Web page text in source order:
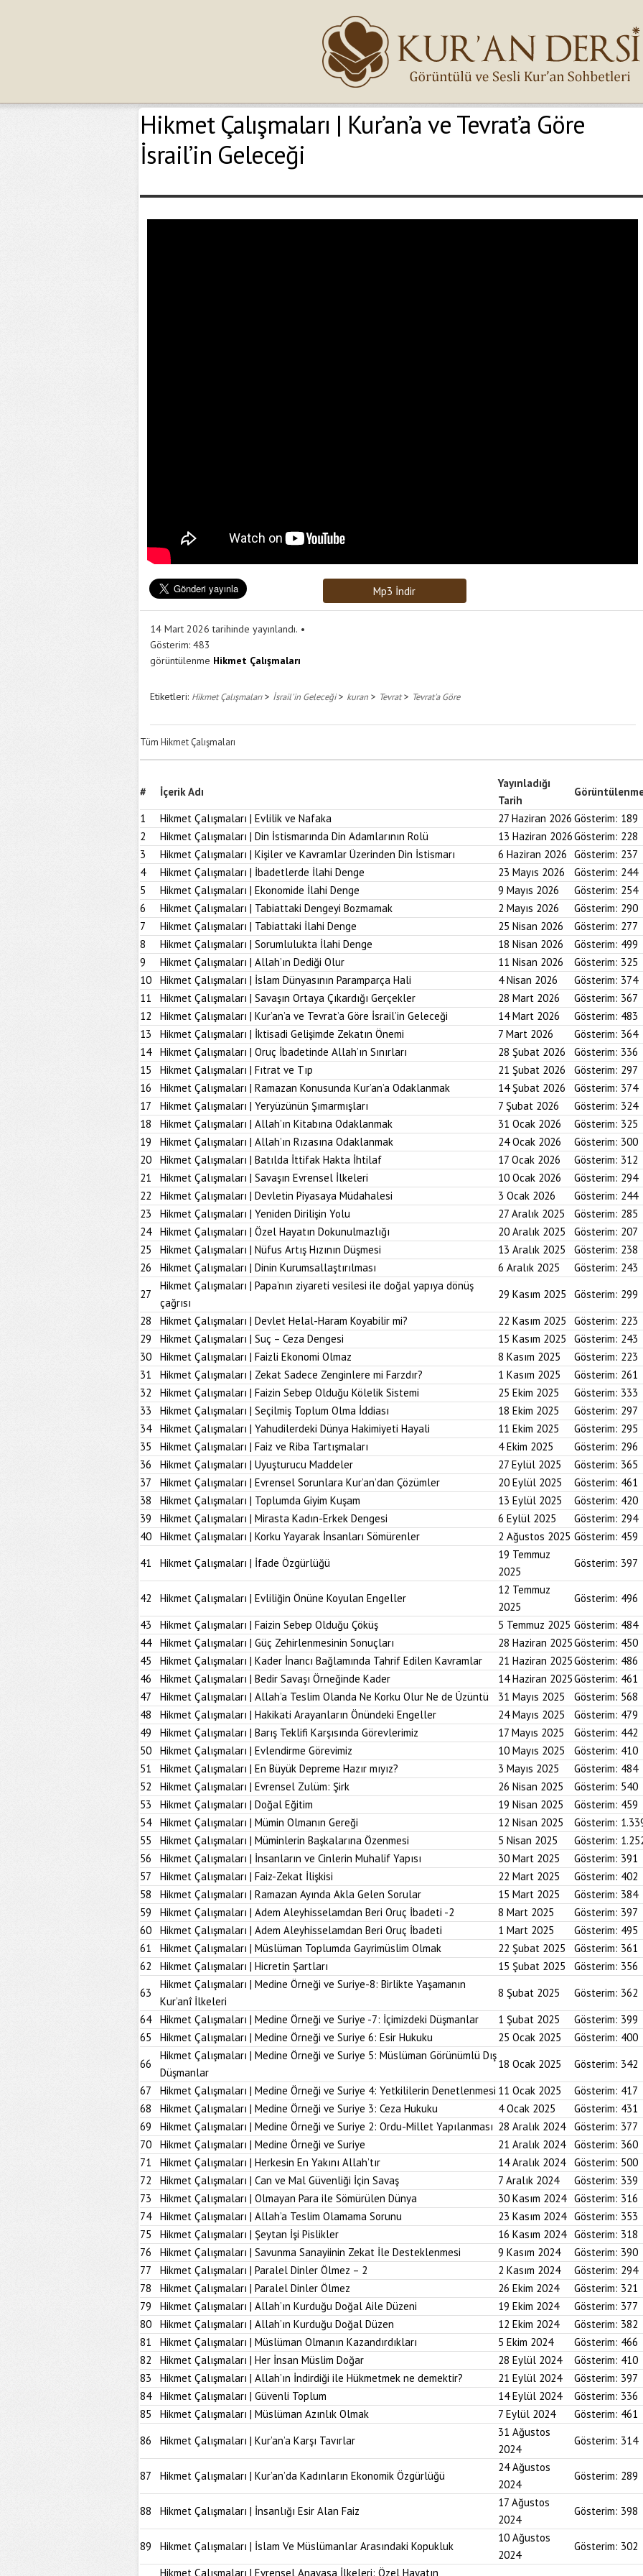
Hikmet Çalışmaları | Kur’an’a ve Tevrat’a Göre
İsrail’in Geleceği
Mp3 İndir
14 Mart 2026 tarihinde yayınlandı.
Gösterim: 483
görüntülenme Hikmet Çalışmaları
Etiketleri: Hikmet Çalışmaları> İsrail'in Geleceği> kuran > Tevrat> Tevrat'a Göre
Tüm Hikmet Çalışmaları
# İçerik Adı
Yayınladığı
Tarih
1
Hikmet Çalışmaları | Evlilik ve Nafaka 27 Haziran 2026 Gösterim: 189
2
Hikmet Çalışmaları | Din İstismarında Din Adamlarının Rolü 13 Haziran 2026Gösterim: 228
3
Hikmet Çalışmaları | Kişiler ve Kavramlar Üzerinden Din İstismarı 6 Haziran 2026 Gösterim: 237
4
Hikmet Çalışmaları | İbadetlerde İlahi Denge 23 Mayıs 2026 Gösterim: 244
5
Hikmet Çalışmaları | Ekonomide İlahi Denge 9 Mayıs 2026 Gösterim: 254
6
Hikmet Çalışmaları | Tabiattaki Dengeyi Bozmamak 2 Mayıs 2026 Gösterim: 290
7
Hikmet Çalışmaları | Tabiattaki İlahi Denge 25 Nisan 2026 Gösterim: 277
8
Hikmet Çalışmaları | Sorumlulukta İlahi Denge 18 Nisan 2026 Gösterim: 499
9
Hikmet Çalışmaları | Allah’ın Dediği Olur 11 Nisan 2026 Gösterim: 325
10
Hikmet Çalışmaları | İslam Dünyasının Paramparça Hali 4 Nisan 2026 Gösterim: 374
11
Hikmet Çalışmaları | Savaşın Ortaya Çıkardığı Gerçekler 28 Mart 2026 Gösterim: 367
12
Hikmet Çalışmaları | Kur’an’a ve Tevrat’a Göre İsrail’in Geleceği 14 Mart 2026 Gösterim: 483
13
Hikmet Çalışmaları | İktisadi Gelişimde Zekatın Önemi 7 Mart 2026 Gösterim: 364
14
Hikmet Çalışmaları | Oruç İbadetinde Allah’ın Sınırları 28 Şubat 2026 Gösterim: 336
15
Hikmet Çalışmaları | Fıtrat ve Tıp 21 Şubat 2026 Gösterim: 297
16
Hikmet Çalışmaları | Ramazan Konusunda Kur’an’a Odaklanmak 14 Şubat 2026 Gösterim: 374
17
Hikmet Çalışmaları | Yeryüzünün Şımarmışları 7 Şubat 2026 Gösterim: 324
18
Hikmet Çalışmaları | Allah’ın Kitabına Odaklanmak 31 Ocak 2026 Gösterim: 325
19
Hikmet Çalışmaları | Allah’ın Rızasına Odaklanmak 24 Ocak 2026 Gösterim: 300
20
Hikmet Çalışmaları | Batılda İttifak Hakta İhtilaf 17 Ocak 2026 Gösterim: 312
21
Hikmet Çalışmaları | Savaşın Evrensel İlkeleri 10 Ocak 2026 Gösterim: 294
22
Hikmet Çalışmaları | Devletin Piyasaya Müdahalesi 3 Ocak 2026 Gösterim: 244
23
Hikmet Çalışmaları | Yeniden Dirilişin Yolu 27 Aralık 2025 Gösterim: 285
24
Hikmet Çalışmaları | Özel Hayatın Dokunulmazlığı 20 Aralık 2025 Gösterim: 207
25
Hikmet Çalışmaları | Nüfus Artış Hızının Düşmesi 13 Aralık 2025 Gösterim: 238
26
Hikmet Çalışmaları | Dinin Kurumsallaştırılması 6 Aralık 2025 Gösterim: 243
27
Hikmet Çalışmaları | Papa’nın ziyareti vesilesi ile doğal yapıya dönüş
çağrısı
29 Kasım 2025 Gösterim: 299
28
Hikmet Çalışmaları | Devlet Helal-Haram Koyabilir mi? 22 Kasım 2025 Gösterim: 223
29
Hikmet Çalışmaları | Suç – Ceza Dengesi 15 Kasım 2025 Gösterim: 243
30
Hikmet Çalışmaları | Faizli Ekonomi Olmaz 8 Kasım 2025 Gösterim: 223
31
Hikmet Çalışmaları | Zekat Sadece Zenginlere mi Farzdır? 1 Kasım 2025 Gösterim: 261
32
Hikmet Çalışmaları | Faizin Sebep Olduğu Kölelik Sistemi 25 Ekim 2025 Gösterim: 333
33
Hikmet Çalışmaları | Seçilmiş Toplum Olma İddiası 18 Ekim 2025 Gösterim: 297
34
Hikmet Çalışmaları | Yahudilerdeki Dünya Hakimiyeti Hayali 11 Ekim 2025 Gösterim: 295
35
Hikmet Çalışmaları | Faiz ve Riba Tartışmaları 4 Ekim 2025 Gösterim: 296
36
Hikmet Çalışmaları | Uyuşturucu Maddeler 27 Eylül 2025 Gösterim: 365
37
Hikmet Çalışmaları | Evrensel Sorunlara Kur’an’dan Çözümler 20 Eylül 2025 Gösterim: 461
38
Hikmet Çalışmaları | Toplumda Giyim Kuşam 13 Eylül 2025 Gösterim: 420
39
Hikmet Çalışmaları | Mirasta Kadın-Erkek Dengesi 6 Eylül 2025 Gösterim: 294
40
Hikmet Çalışmaları | Korku Yayarak İnsanları Sömürenler 2 Ağustos 2025 Gösterim: 459
41
Hikmet Çalışmaları | İfade Özgürlüğü
19 Temmuz
2025
Gösterim: 397
42 Hikmet Çalışmaları | Evliliğin Önüne Koyulan Engeller
12 Temmuz
2025
Gösterim: 496
43
Hikmet Çalışmaları | Faizin Sebep Olduğu Çöküş 5 Temmuz 2025 Gösterim: 484
44
Hikmet Çalışmaları | Güç Zehirlenmesinin Sonuçları 28 Haziran 2025Gösterim: 450
45
Hikmet Çalışmaları | Kader İnancı Bağlamında Tahrif Edilen Kavramlar 21 Haziran 2025Gösterim: 486
46
Hikmet Çalışmaları | Bedir Savaşı Örneğinde Kader 14 Haziran 2025Gösterim: 461
47
Hikmet Çalışmaları | Allah’a Teslim Olanda Ne Korku Olur Ne de Üzüntü 31 Mayıs 2025 Gösterim: 568
48
Hikmet Çalışmaları | Hakikati Arayanların Önündeki Engeller 24 Mayıs 2025 Gösterim: 479
49
Hikmet Çalışmaları | Barış Teklifi Karşısında Görevlerimiz 17 Mayıs 2025 Gösterim: 442
50
Hikmet Çalışmaları | Evlendirme Görevimiz 10 Mayıs 2025 Gösterim: 410
51
Hikmet Çalışmaları | En Büyük Depreme Hazır mıyız? 3 Mayıs 2025 Gösterim: 484
52
Hikmet Çalışmaları | Evrensel Zulüm: Şirk 26 Nisan 2025 Gösterim: 540
53
Hikmet Çalışmaları | Doğal Eğitim 19 Nisan 2025 Gösterim: 459
54
Hikmet Çalışmaları | Mümin Olmanın Gereği 12 Nisan 2025 Gösterim:
55
Hikmet Çalışmaları | Müminlerin Başkalarına Özenmesi 5 Nisan 2025 Gösterim:
56
Hikmet Çalışmaları | İnsanların ve Cinlerin Muhalif Yapısı 30 Mart 2025 Gösterim: 391
57
Hikmet Çalışmaları | Faiz-Zekat İlişkisi 22 Mart 2025 Gösterim: 402
58
Hikmet Çalışmaları | Ramazan Ayında Akla Gelen Sorular 15 Mart 2025 Gösterim: 384
59
Hikmet Çalışmaları | Adem Aleyhisselamdan Beri Oruç İbadeti -2 8 Mart 2025 Gösterim: 397
60
Hikmet Çalışmaları | Adem Aleyhisselamdan Beri Oruç İbadeti 1 Mart 2025 Gösterim: 495
61
Hikmet Çalışmaları | Müslüman Toplumda Gayrimüslim Olmak 22 Şubat 2025 Gösterim: 361
62
Hikmet Çalışmaları | Hicretin Şartları 15 Şubat 2025 Gösterim: 356
63
Hikmet Çalışmaları | Medine Örneği ve Suriye-8: Birlikte Yaşamanın
Kur’anî İlkeleri
8 Şubat 2025 Gösterim: 362
64
Hikmet Çalışmaları | Medine Örneği ve Suriye -7: İçimizdeki Düşmanlar 1 Şubat 2025 Gösterim: 399
65
Hikmet Çalışmaları | Medine Örneği ve Suriye 6: Esir Hukuku 25 Ocak 2025 Gösterim: 400
66
Hikmet Çalışmaları | Medine Örneği ve Suriye 5: Müslüman Görünümlü Dış
Düşmanlar
18 Ocak 2025 Gösterim: 342
67
Hikmet Çalışmaları | Medine Örneği ve Suriye 4: Yetkililerin Denetlenmesi 11 Ocak 2025 Gösterim: 417
68
Hikmet Çalışmaları | Medine Örneği ve Suriye 3: Ceza Hukuku 4 Ocak 2025 Gösterim: 431
69
Hikmet Çalışmaları | Medine Örneği ve Suriye 2: Ordu-Millet Yapılanması 28 Aralık 2024 Gösterim: 377
70
Hikmet Çalışmaları | Medine Örneği ve Suriye 21 Aralık 2024 Gösterim: 360
71
Hikmet Çalışmaları | Herkesin En Yakını Allah’tır 14 Aralık 2024 Gösterim: 500
72
Hikmet Çalışmaları | Can ve Mal Güvenliği İçin Savaş 7 Aralık 2024 Gösterim: 339
73
Hikmet Çalışmaları | Olmayan Para ile Sömürülen Dünya 30 Kasım 2024 Gösterim: 316
74
Hikmet Çalışmaları | Allah’a Teslim Olamama Sorunu 23 Kasım 2024 Gösterim: 353
75
Hikmet Çalışmaları | Şeytan İşi Pislikler 16 Kasım 2024 Gösterim: 318
76
Hikmet Çalışmaları | Savunma Sanayiinin Zekat İle Desteklenmesi 9 Kasım 2024 Gösterim: 390
77
Hikmet Çalışmaları | Paralel Dinler Ölmez – 2 2 Kasım 2024 Gösterim: 294
78
Hikmet Çalışmaları | Paralel Dinler Ölmez 26 Ekim 2024 Gösterim: 321
79
Hikmet Çalışmaları | Allah’ın Kurduğu Doğal Aile Düzeni 19 Ekim 2024 Gösterim: 377
80
Hikmet Çalışmaları | Allah’ın Kurduğu Doğal Düzen 12 Ekim 2024 Gösterim: 382
81
Hikmet Çalışmaları | Müslüman Olmanın Kazandırdıkları 5 Ekim 2024 Gösterim: 466
82
Hikmet Çalışmaları | Her İnsan Müslim Doğar 28 Eylül 2024 Gösterim: 410
83
Hikmet Çalışmaları | Allah’ın İndirdiği ile Hükmetmek ne demektir? 21 Eylül 2024 Gösterim: 397
84
Hikmet Çalışmaları | Güvenli Toplum 14 Eylül 2024 Gösterim: 336
85
Hikmet Çalışmaları | Müslüman Azınlık Olmak 7 Eylül 2024 Gösterim: 461
86
Hikmet Çalışmaları | Kur’an’a Karşı Tavırlar
31 Ağustos
2024
Gösterim: 314
87 Hikmet Çalışmaları | Kur’an’da Kadınların Ekonomik Özgürlüğü
24 Ağustos
2024
Gösterim: 289
88 Hikmet Çalışmaları | İnsanlığı Esir Alan Faiz
17 Ağustos
2024
Gösterim: 398
89 Hikmet Çalışmaları | İslam Ve Müslümanlar Arasındaki Kopukluk
10 Ağustos
2024
Gösterim: 302
Hikmet Çalışmaları | Evrensel Anayasa İlkeleri: Özel Hayatın